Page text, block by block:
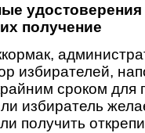
получение
избирателей,
сроком для
избиратель
получить